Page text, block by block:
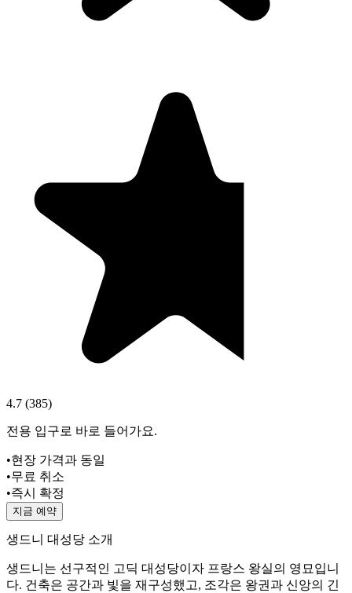
4.7 (385)
전용 입구로 바로 들어가요.
•현장 가격과 동일
•무료 취소
•즉시 확정
지금 예약
생드니 대성당 소개
생드니는 선구적인 고딕 대성당이자 프랑스 왕실의 영묘입니
다. 건축은 공간과 빛을 재구성했고, 조각은 왕권과 신앙의 긴